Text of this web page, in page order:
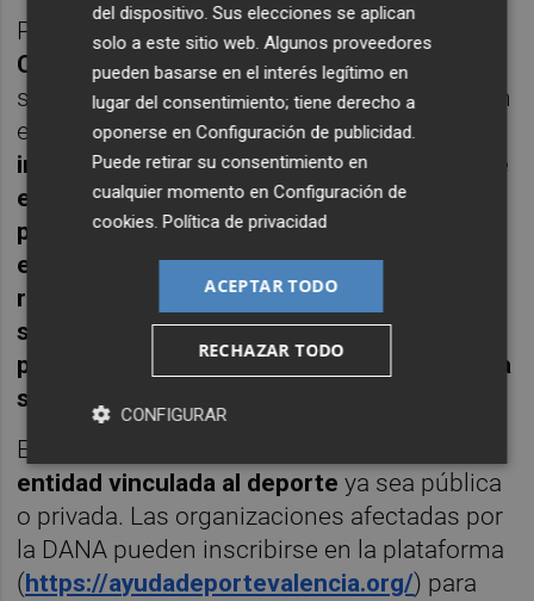
Por su parte, Iván Salazar, director del
Clúster de la industria del Deporte, ha
subrayado el papel del sector empresarial en
este proceso:"Desde el Clúster de la
industria del Deporte, creemos firmemente
en el poder de la colaboración público-
privada para generar soluciones reales y
efectivas. Esport x VALÈNCIA no solo
responde a la emergencia actual, sino que
sienta las bases para una estructura
permanente que impulse el crecimiento y la
sostenibilidad del sector en el futuro."
Export x València está abierta a
entidad vinculada al deporteya sea pública
o privada. Las organizaciones afectadas por
la DANA pueden inscribirse en la plataforma
( https://ayudadeportevalencia.org/) para
del dispositivo. Sus elecciones se aplican
solo a este sitio web. Algunos proveedores
pueden basarse en el interés legítimo en
lugar del consentimiento; tiene derecho a
oponerse enConfiguración de publicidad
Puede retirar su consentimiento en
cualquier momento enConfiguración de
cookies .Política de privacidad
ACEPTAR TODO
RECHAZAR TODO
CONFIGURAR